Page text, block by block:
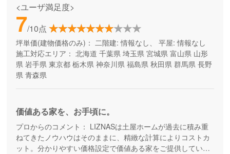
<ユーザ満足度>
7/10点
坪単価(建物価格のみ)： 二階建: 情報なし、 平屋: 情報なし
施工対応エリア： 北海道 千葉県 埼玉県 宮城県 富山県 山形
県 岩手県 東京都 栃木県 神奈川県 福島県 秋田県 群馬県 長野
県 青森県
価値ある家を、お手頃に。
プロからのコメント： LIZNASは土屋ホームが過去に積み重
ねてきたノウハウはそのままに、精緻な計算によりコストカ
ット。分かりやすい価格設定で価値ある家をご提供していま